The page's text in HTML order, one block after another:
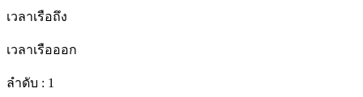
เวลาเรือถึง
เวลาเรือออก
ลำดับ : 1